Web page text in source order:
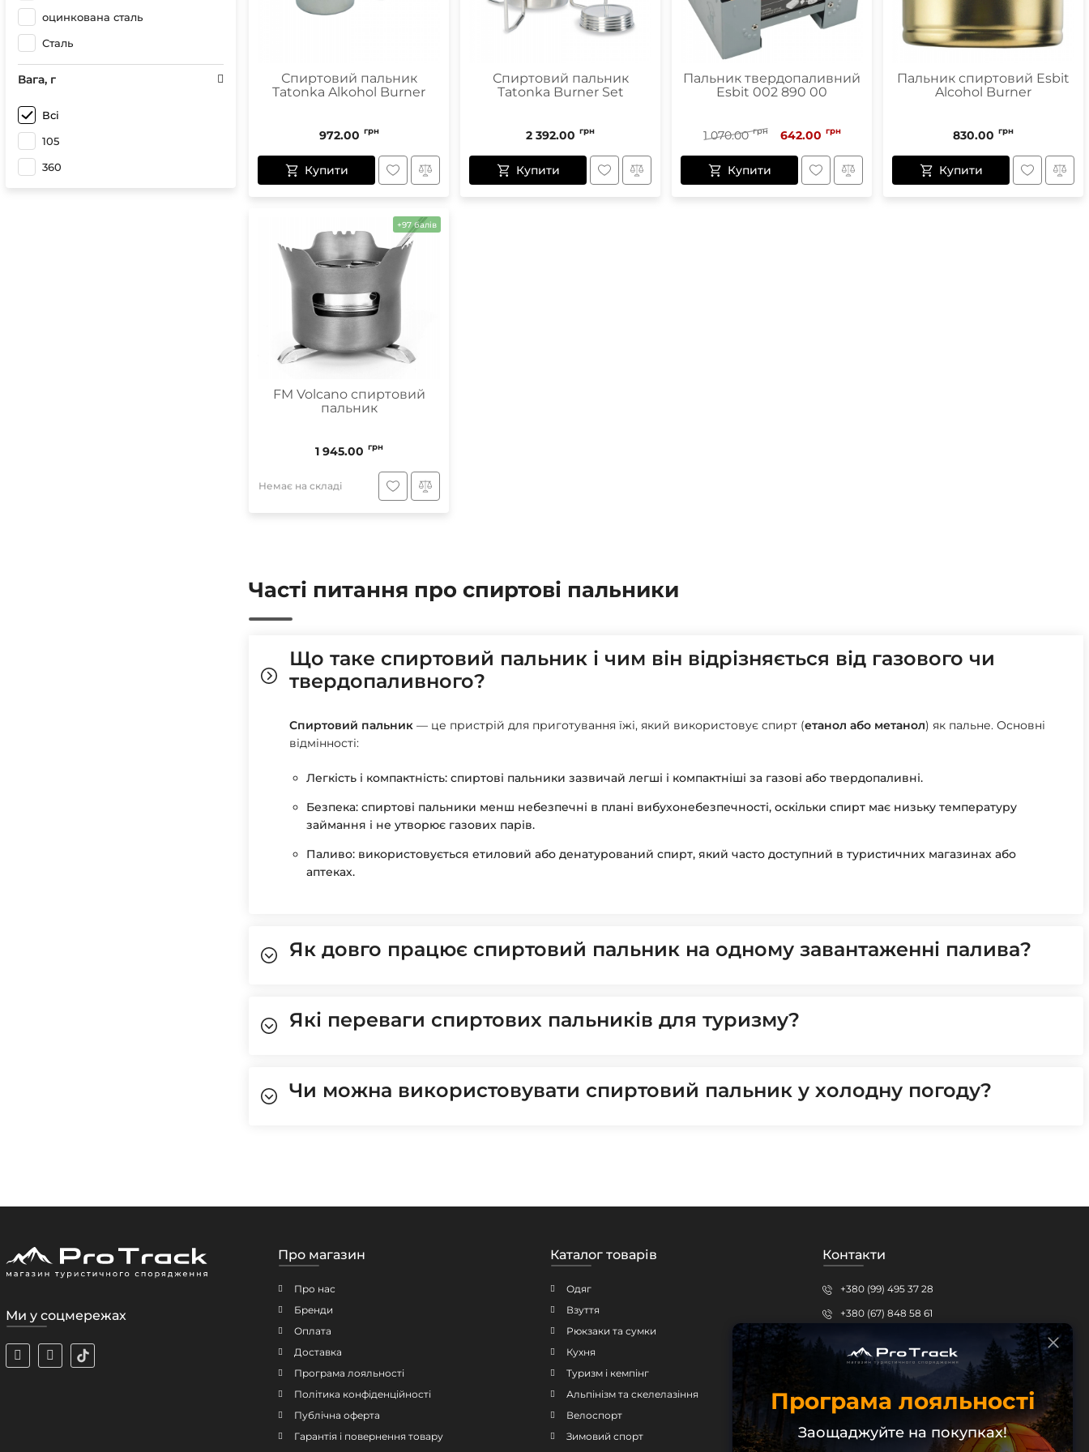
оцинкована сталь
Сталь
Вага, г
Всі
105
360
Спиртовий пальник
Tatonka Alkohol Burner
972.00 грн
Купити
Спиртовий пальник
Tatonka Burner Set
2 392.00 грн
Купити
Пальник твердопаливний
Esbit 002 890 00
1 070.00 грн 642.00 грн
Купити
Пальник спиртовий Esbit
Alcohol Burner
830.00 грн
Купити
+97 балів
FM Volcano спиртовий
пальник
1 945.00 грн
Немає на складі
Часті питання про спиртові пальники
Що таке спиртовий пальник і чим він відрізняється від газового чи
твердопаливного?
Спиртовий пальник — це пристрій для приготування їжі, який використовує спирт (етанол або метанол) як пальне. Основні
відмінності:
Легкість і компактність: спиртові пальники зазвичай легші і компактніші за газові або твердопаливні.
Безпека: спиртові пальники менш небезпечні в плані вибухонебезпечності, оскільки спирт має низьку температуру
займання і не утворює газових парів.
Паливо: використовується етиловий або денатурований спирт, який часто доступний в туристичних магазинах або
аптеках.
Як довго працює спиртовий пальник на одному завантаженні палива?
Які переваги спиртових пальників для туризму?
Чи можна використовувати спиртовий пальник у холодну погоду?
Ми у соцмережах
Про магазин
Про нас
Бренди
Оплата
Доставка
Програма лояльності
Політика конфіденційності
Публічна оферта
Гарантія і повернення товару
Каталог товарів
Одяг
Взуття
Рюкзаки та сумки
Кухня
Туризм і кемпінг
Альпінізм та скелелазіння
Велоспорт
Зимовий спорт
Контакти
+380 (99) 495 37 28
+380 (67) 848 58 61
Кропивницький, вул.Шевченка, 15б
Безкоштовна консультація
Програма лояльності
Заощаджуйте на покупках!